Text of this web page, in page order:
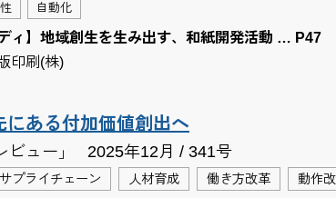
自動化
ィ】地域創生を生み出す、和紙開発活動 … P47
印刷(株)
にある付加価値創出へ
ュー」 2025年12月 / 341号
サプライチェーン 人材育成 働き方改革 動作